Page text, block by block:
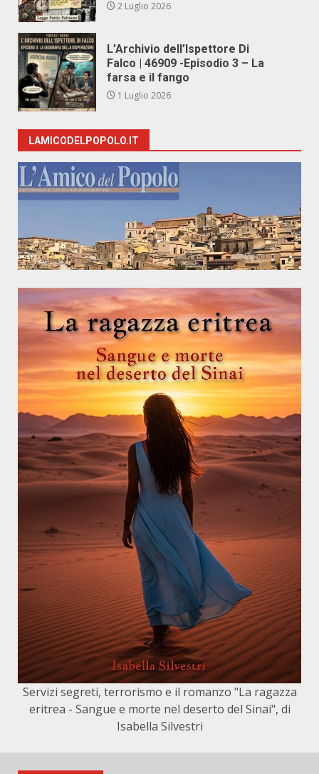
2 Luglio 2026
L’Archivio dell’Ispettore Di
Falco | 46909 -Episodio 3 – La
farsa e il fango
1 Luglio 2026
LAMICODELPOPOLO.IT
Servizi segreti, terrorismo e il romanzo "La ragazza
eritrea - Sangue e morte nel deserto del Sinai", di
Isabella Silvestri